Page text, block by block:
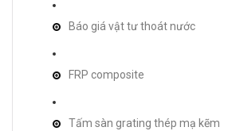
Báo giá vật tư thoát nước
FRP composite
Tấm sàn grating thép mạ kẽm